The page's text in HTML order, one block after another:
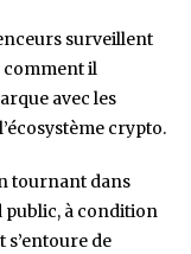
surveillent
comment il
avec les
crypto.
tournant dans
public, à condition
s’entoure de